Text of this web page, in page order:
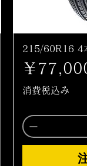
215/60R16 4
価格
￥
消費税込み